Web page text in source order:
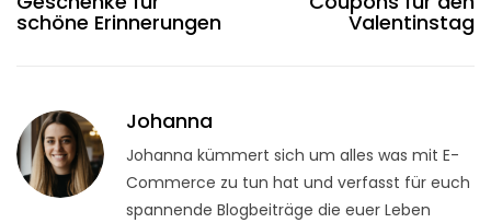
schöne Erinnerungen Valentinstag
Johanna
Johanna kümmert sich um alles was mit E-
Commerce zu tun hat und verfasst für euch
spannende Blogbeiträge die euer Leben